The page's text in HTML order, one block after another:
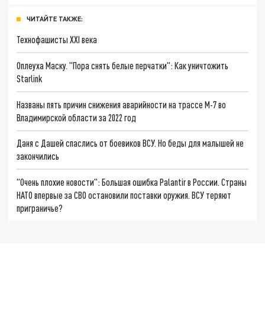
ЧИТАЙТЕ ТАКЖЕ:
Технофашисты XXI века
Оплеуха Маску. "Пора снять белые перчатки": Как уничтожить
Starlink
Названы пять причин снижения аварийности на трассе М-7 во
Владимирской области за 2022 год
Даня с Дашей спаслись от боевиков ВСУ. Но беды для малышей не
закончились
"Очень плохие новости": Большая ошибка Palantir в России. Страны
НАТО впервые за СВО остановили поставки оружия. ВСУ теряют
приграничье?